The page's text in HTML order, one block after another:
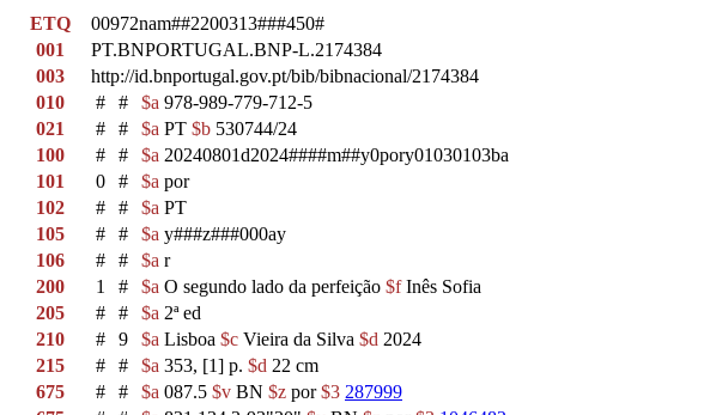
ETQ
00972nam##2200313###450#
001
PT.BNPORTUGAL.BNP-L.2174384
003
http://id.bnportugal.gov.pt/bib/bibnacional/2174384
010
# # $a 978-989-779-712-5
021
# # $a PT $b 530744/24
100
# # $a 20240801d2024####m##y0pory01030103ba
101
0 # $a por
102
# # $a PT
105
# # $a y###z###000ay
106
# # $a r
200
1 # $a O segundo lado da perfeição $fInês Sofia
205
# # $a 2ª ed
210
# 9 $a Lisboa $c Vieira da Silva $d 2024
215
# # $a 353, [1] p. $d 22 cm
675
# # $a 087.5 $v BN $z por$3 287999